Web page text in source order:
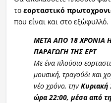
τοεορταστικό
που είναι και στο εξώφυλλό.
ΜΕΤΑ ΑΠΟ 18 ΧΡΟΝΙΑ
ΠΑΡΑΓΩΓΗ ΤΗΣ ΕΡΤ
Με ένα πλούσιο
μουσική, τραγούδι και
νέο χρόνο, την Κυριακή
ώρα 22:00, μέσα από